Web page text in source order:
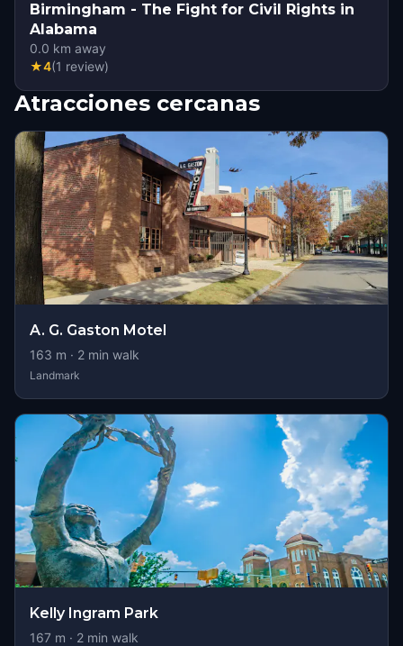
Birmingham - The Fight for Civil Rights in
Alabama
0.0 km away
★4(1 review)
Atracciones cercanas
A. G. Gaston Motel
163 m · 2 min walk
Landmark
Kelly Ingram Park
167 m · 2 min walk